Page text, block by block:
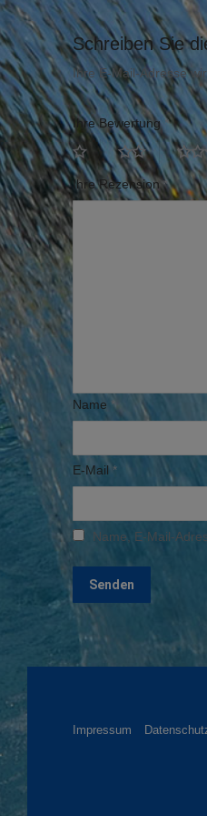
Schreiben Sie
Ihre E-Mail-Adresse
Ihre Bewertung *
Ihre Rezension*
Name *
E-Mail *
Name, E-Mail-
Impressum